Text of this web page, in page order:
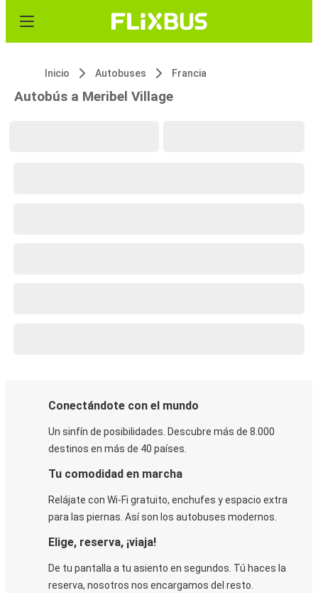
Inicio Autobuses Francia
Autobús a Meribel Village
Conectándote con el mundo
Un sinfín de posibilidades. Descubre más de 8.000
destinos en más de 40 países.
Tu comodidad en marcha
Relájate con Wi-Fi gratuito, enchufes y espacio extra
para las piernas. Así son los autobuses modernos.
Elige, reserva, ¡viaja!
De tu pantalla a tu asiento en segundos. Tú haces la
reserva, nosotros nos encargamos del resto.